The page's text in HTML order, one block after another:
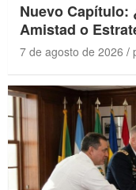
Nuevo Capítulo:
Amistad o
7 de agosto de 2026